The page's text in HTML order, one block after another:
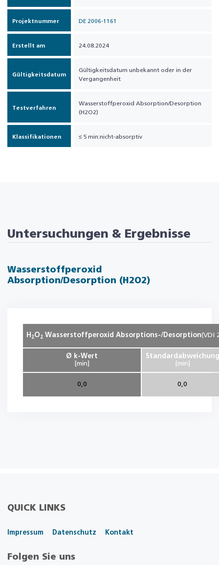
Projektnummer DE 2006-1161
Erstellt am 24.08.2024
Gültigkeitsdatum
Gültigkeitsdatum unbekannt oder in der
Vergangenheit
Testverfahren
Wasserstoffperoxid Absorption/Desorption
(H2O2)
Klassifikationen ≤ 5 min:nicht-absorptiv
Untersuchungen & Ergebnisse
Wasserstoffperoxid
Absorption/Desorption (H2O2)
H 2 O 2 Wasserstoffperoxid Absorptions-/Desorption(VDI
Ø k-Wert
[min]
Standardabweichung
[min]
0,0 0,0
QUICK LINKS
Impressum Datenschutz Kontakt
Folgen Sie uns